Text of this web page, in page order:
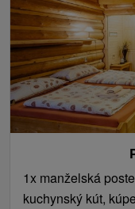
1x manželská
kuchynský kút,